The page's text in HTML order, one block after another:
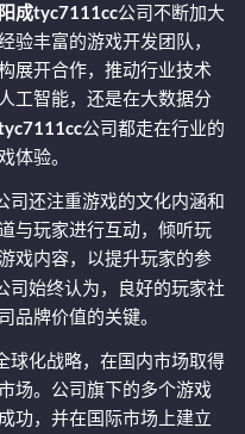
成tyc7111cc公司不断加大
验丰富的游戏开发团队，
展开合作，推动行业技术
工智能，还是在大数据分
公司都走在行业的
体验。
司还注重游戏的文化内涵和
与玩家进行互动，倾听玩
戏内容，以提升玩家的参
司始终认为，良好的玩家社
品牌价值的关键。
球化战略，在国内市场取得
场。公司旗下的多个游戏
功，并在国际市场上建立